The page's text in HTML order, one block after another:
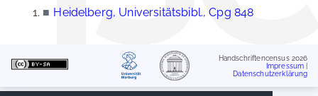
■ Heidelberg, Universitätsbibl., Cpg 848
Handschriftencensus 2026
Impressum
Datenschutzerklärung